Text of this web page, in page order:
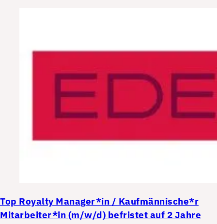
Top Royalty Manager*in / Kaufmännische*r
Mitarbeiter*in (m/w/d) befristet auf 2 Jahre